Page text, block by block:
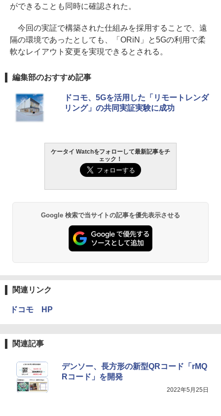
ができることも同時に確認された。
今回の実証で構築された仕組みを採用することで、遠
隔の環境であったとしても、「ORiN」と5Gの利用で柔
軟なレイアウト変更を実現できるとされる。
編集部のおすすめ記事
ドコモ、5Gを活用した「リモートレンダ
リング」の共同実証実験に成功
ケータイ Watchをフォローして最新記事をチ
ェック！
Google 検索で当サイトの記事を優先表示させる
関連リンク
ドコモ HP
関連記事
デンソー、長方形の新型QRコード「rMQ
Rコード」を開発
2022年5月25日